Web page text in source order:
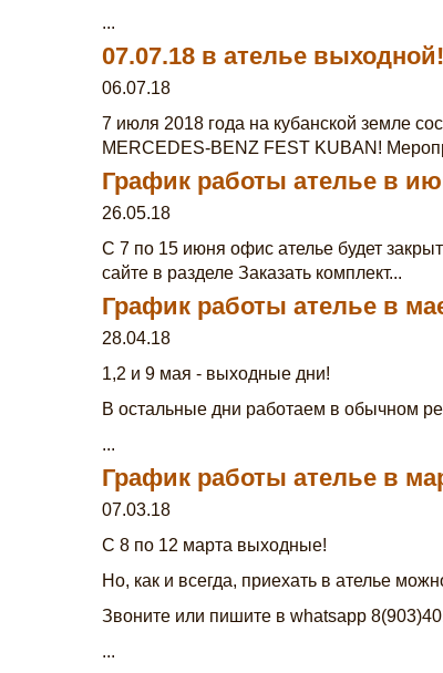
...
07.07.18 в ателье выходной!
06.07.18
7 июля 2018 года на кубанской земле
MERCEDES-BENZ FEST KUBAN!
График работы ателье в
26.05.18
С 7 по 15 июня офис ателье будет
сайте в разделе Заказать комплект...
График работы ателье в
28.04.18
1,2 и 9 мая - выходные дни!
В остальные дни работаем в обычном
...
График работы ателье в
07.03.18
С 8 по 12 марта выходные!
Но, как и всегда, приехать в ателье
Звоните или пишите в whatsapp
...